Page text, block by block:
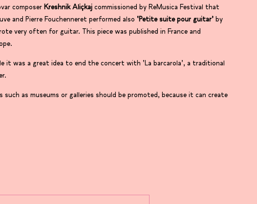
composer Kreshnik Aliçkaj commissioned by ReMusica Festival that
and Pierre Fouchenneret performed also ‘Petite suite pour guitar’ by
very often for guitar. This piece was published in France and
it was a great idea to end the concert with ‘La barcarola’, a traditional
as museums or galleries should be promoted, because it can create